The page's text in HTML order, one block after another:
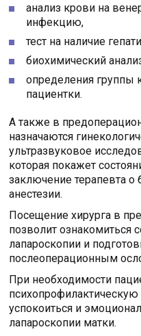
анализ крови на
инфекцию,
тест на наличие
биохимический
определения группы
пациентки.
А также в
назначаются
ультразвуковое
которая покажет
заключение терапевта о
анестезии.
Посещение хирурга в
позволит ознакомиться
лапароскопии и
послеоперационным
При необходимости
психопрофилактическую
успокоиться и
лапароскопии матки.